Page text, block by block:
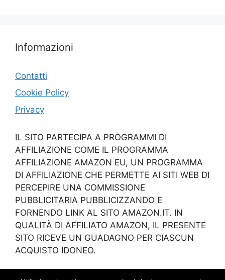
Informazioni
Contatti
Cookie Policy
Privacy
IL SITO PARTECIPA A PROGRAMMI DI
AFFILIAZIONE COME IL PROGRAMMA
AFFILIAZIONE AMAZON EU, UN PROGRAMMA
DI AFFILIAZIONE CHE PERMETTE AI SITI WEB DI
PERCEPIRE UNA COMMISSIONE
PUBBLICITARIA PUBBLICIZZANDO E
FORNENDO LINK AL SITO AMAZON.IT. IN
QUALITÀ DI AFFILIATO AMAZON, IL PRESENTE
SITO RICEVE UN GUADAGNO PER CIASCUN
ACQUISTO IDONEO.